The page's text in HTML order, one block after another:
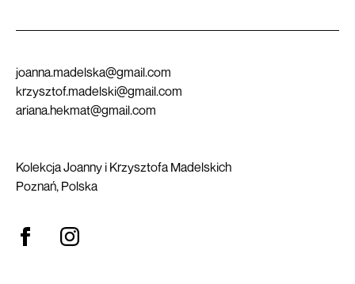
joanna.madelska@gmail.com
krzysztof.madelski@gmail.com
ariana.hekmat@gmail.com
Kolekcja Joanny i Krzysztofa Madelskich
Poznań, Polska
Otwiera link w nowej karcie
Otwiera link w nowej karcie